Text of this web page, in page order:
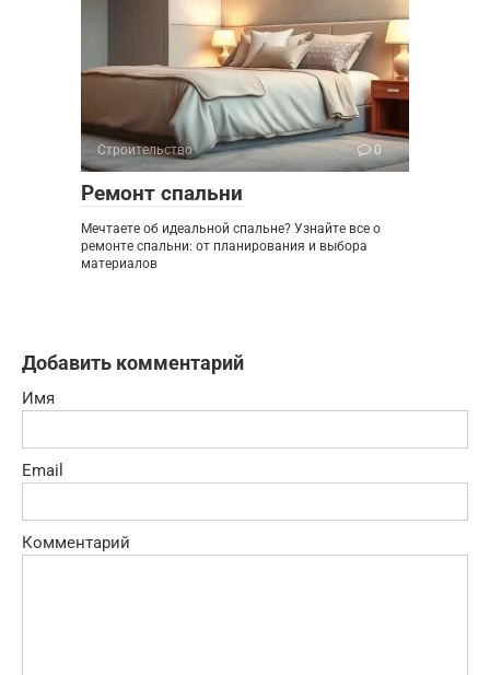
Строительство 0
Ремонт спальни
Мечтаете об идеальной спальне? Узнайте все о
ремонте спальни: от планирования и выбора
материалов
Добавить комментарий
Имя
Email
Комментарий